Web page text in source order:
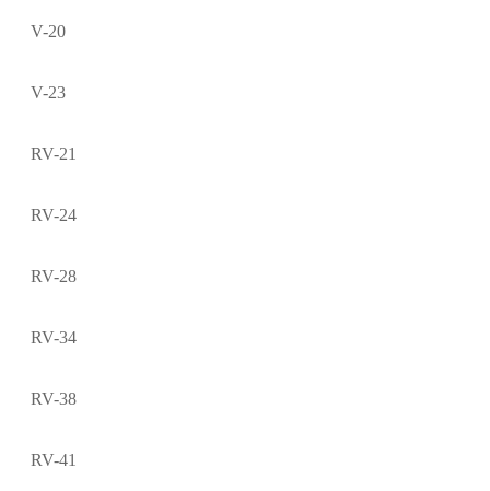
V-20
V-23
RV-21
RV-24
RV-28
RV-34
RV-38
RV-41